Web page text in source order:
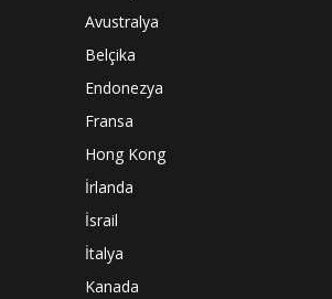
Avustralya
Belçika
Endonezya
Fransa
Hong Kong
İrlanda
İsrail
İtalya
Kanada